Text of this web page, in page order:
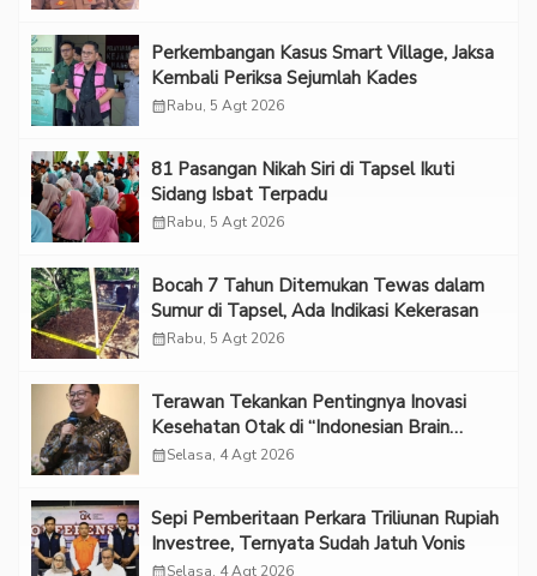
Perkembangan Kasus Smart Village, Jaksa
Kembali Periksa Sejumlah Kades
calendar_monthRabu, 5 Agt 2026
81 Pasangan Nikah Siri di Tapsel Ikuti
Sidang Isbat Terpadu
calendar_monthRabu, 5 Agt 2026
Bocah 7 Tahun Ditemukan Tewas dalam
Sumur di Tapsel, Ada Indikasi Kekerasan
calendar_monthRabu, 5 Agt 2026
Terawan Tekankan Pentingnya Inovasi
Kesehatan Otak di “Indonesian Brain
Forum 2026 UPN Veteran Jakarta”
calendar_monthSelasa, 4 Agt 2026
Sepi Pemberitaan Perkara Triliunan Rupiah
Investree, Ternyata Sudah Jatuh Vonis
calendar_monthSelasa, 4 Agt 2026